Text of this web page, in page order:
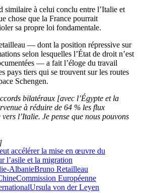
similaire à celui conclu entre l’Italie et
chose que la France pourrait
sa propre loi fondamentale.
— dont la position répressive sur
selon lesquelles l’État de droit n’est
— a fait l’éloge du travail
pays tiers qui se trouvent sur les routes
Schengen.
bilatéraux [avec l’Égypte et la
à réduire de 64 % les flux
l’Italie. Je pense que nous pouvons
accélérer la mise en œuvre du
l’asile et la migration
AlbanieBruno Retailleau
Commission Européenne
Ursula von der Leyen